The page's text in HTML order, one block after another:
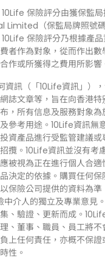
保險評分由獲保監
Limited（保監局牌照號碼
保險評分乃根據產
者作為對象，從而作出
作或所獲得之費用所影響
資訊（「10Life資訊」）
誌文章等，旨在向香港特
，所有信息及服務對象
參考用途。10Life資訊無
資產品進行受監管建議
攬。10Life資訊並沒有考
被視為正在進行個人合
決定的依據。購買任何
保險公司提供的資料為準
介人的獨立及專業意見
、驗證、更新而成。
、董事、職員、員工將
上任何責任，亦概不保
性。